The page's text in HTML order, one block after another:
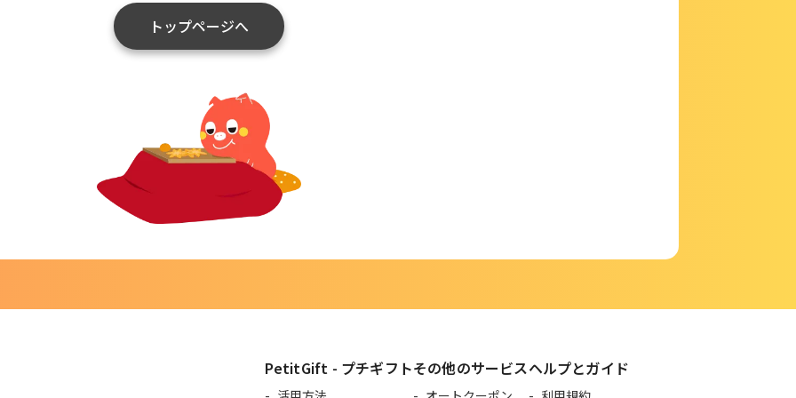
トップページへ
PetitGift - プチギフトその他のサービスヘルプとガイド